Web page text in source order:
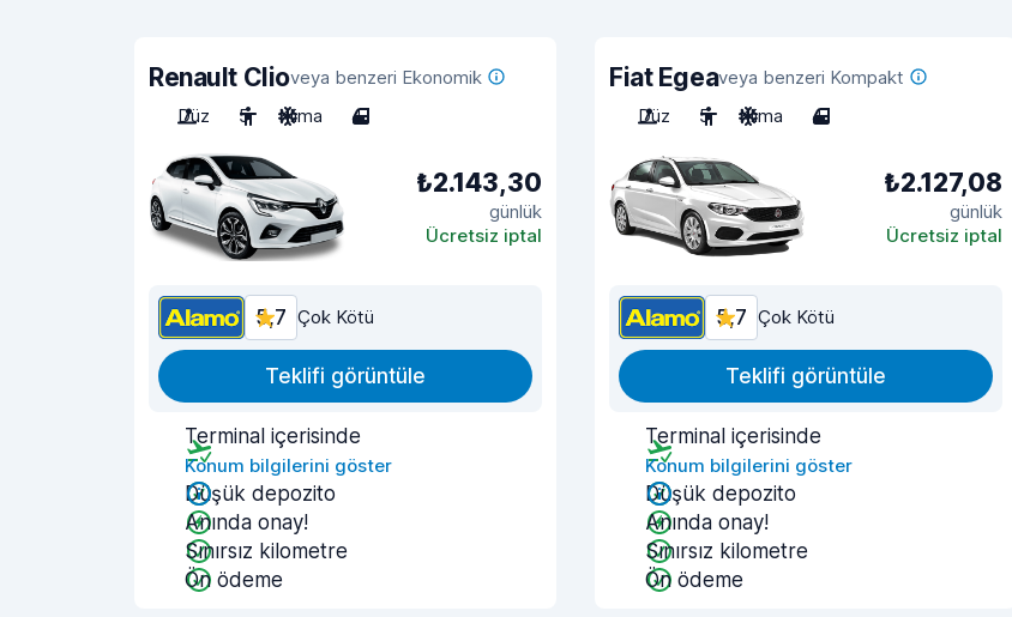
Renault Clioveya benzeri Ekonomik
Düz
5 Klima 4
₺2.143,30
günlük
Ücretsiz iptal
5,7 Çok Kötü
Teklifi görüntüle
Terminal içerisinde
Konum bilgilerini göster
Düşük depozito
Anında onay!
Sınırsız kilometre
Ön ödeme
Fiat Egeaveya benzeri Kompakt
Düz
5 Klima 4
₺2.127,08
günlük
Ücretsiz iptal
5,7 Çok Kötü
Teklifi görüntüle
Terminal içerisinde
Konum bilgilerini göster
Düşük depozito
Anında onay!
Sınırsız kilometre
Ön ödeme